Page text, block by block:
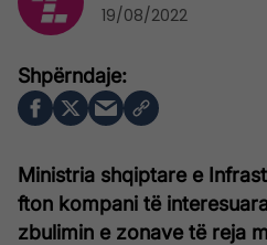
Ministria shqiptare e
fton kompani të
zbulimin e zonave të reja
19/08/2022